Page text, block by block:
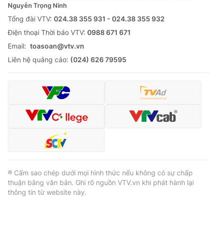
Nguyễn Trọng Ninh
Tổng đài VTV: 024.38 355 931 - 024.38 355 932
Ðiện thoại Thời báo VTV: 0988 671 671
Email: toasoan@vtv.vn
Liên hệ quảng cáo: (024) 626 79595
® Cấm sao chép dưới mọi hình thức nếu không có sự chấp
thuận bằng văn bản. Ghi rõ nguồn VTV.vn khi phát hành lại
thông tin từ website này.